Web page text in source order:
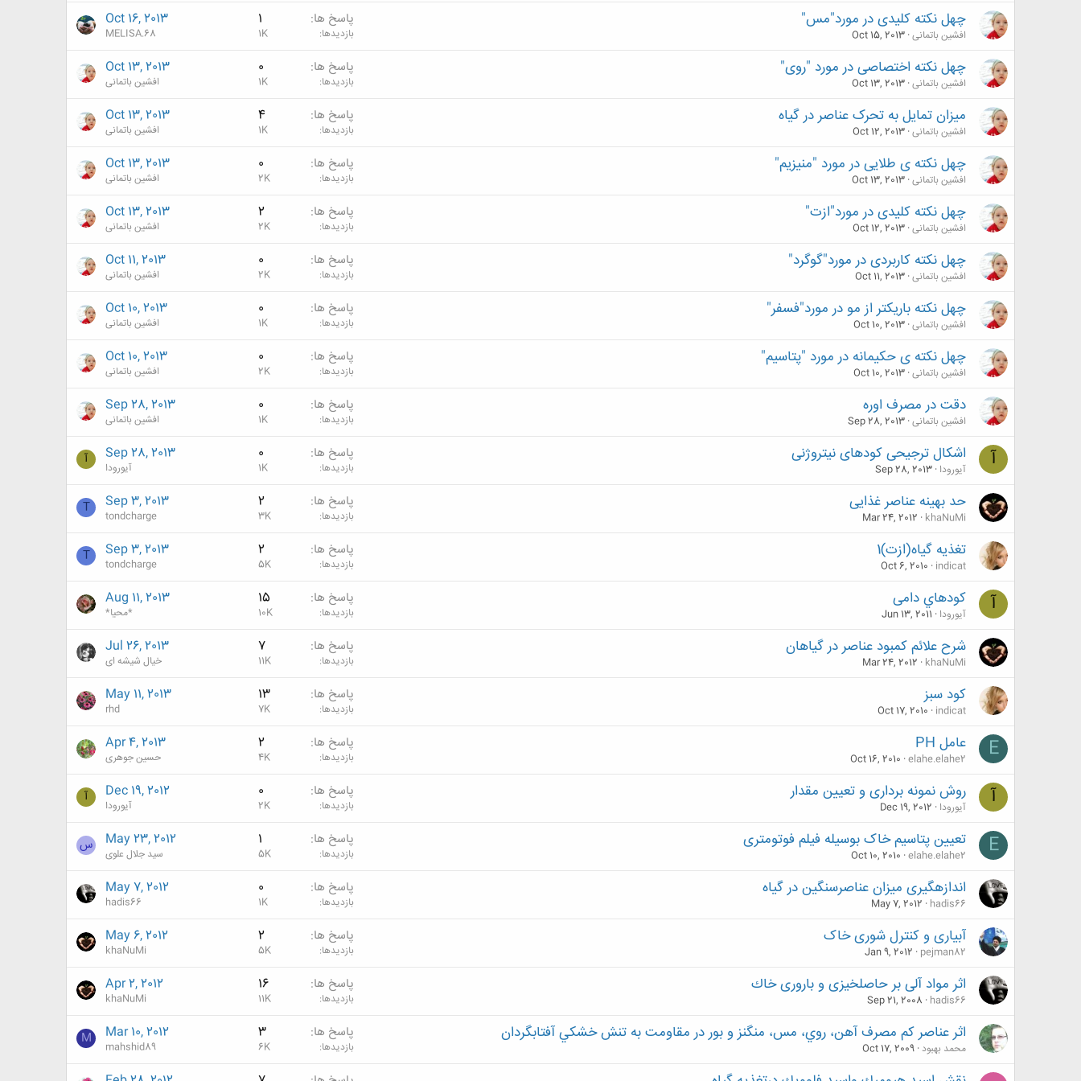
چهل نکته کلیدی در مورد"مس"
افشین باتمانی Oct 15, 2013
پاسخ ها 1
بازدیدها 1K
Oct 16, 2013
MELISA.68
چهل نکته اختصاصی در مورد "روی"
افشین باتمانی Oct 13, 2013
پاسخ ها 0
بازدیدها 1K
Oct 13, 2013
افشین باتمانی
میزان تمایل به تحرک عناصر در گیاه
افشین باتمانی Oct 12, 2013
پاسخ ها 4
بازدیدها 1K
Oct 13, 2013
افشین باتمانی
چهل نکته ی طلایی در مورد "منیزیم"
افشین باتمانی Oct 13, 2013
پاسخ ها 0
بازدیدها 2K
Oct 13, 2013
افشین باتمانی
چهل نکته کلیدی در مورد"ازت"
افشین باتمانی Oct 12, 2013
پاسخ ها 2
بازدیدها 2K
Oct 13, 2013
افشین باتمانی
چهل نکته کاربردی در مورد"گوگرد"
افشین باتمانی Oct 11, 2013
پاسخ ها 0
بازدیدها 2K
Oct 11, 2013
افشین باتمانی
چهل نکته باریکتر از مو در مورد"فسفر"
افشین باتمانی Oct 10, 2013
پاسخ ها 0
بازدیدها 1K
Oct 10, 2013
افشین باتمانی
چهل نکته ی حکیمانه در مورد "پتاسیم"
افشین باتمانی Oct 10, 2013
پاسخ ها 0
بازدیدها 2K
Oct 10, 2013
افشین باتمانی
دقت در مصرف اوره
افشین باتمانی Sep 28, 2013
پاسخ ها 0
بازدیدها 1K
Sep 28, 2013
افشین باتمانی
آ اشکال ترجیحی کودهای نیتروژنی
آیورودا Sep 28, 2013
پاسخ ها 0
بازدیدها 1K
Sep 28, 2013
آیورودا آ
حد بهینه عناصر غذایی
khaNuMi
Mar 24, 2012
پاسخ ها 2
بازدیدها 3K
Sep 3, 2013
tondcharge
T
تغذیه گیاه(ازت)1
indicat
Oct 6, 2010
پاسخ ها 2
بازدیدها 5K
Sep 3, 2013
tondcharge
T
آ کودهاي دامی
آیورودا Jun 13, 2011
پاسخ ها 15
بازدیدها 10K
Aug 11, 2013
*محیا*
شرح علائم کمبود عناصر در گیاهان
khaNuMi
Mar 24, 2012
پاسخ ها 7
بازدیدها 11K
Jul 26, 2013
خیال شیشه ای
كود سبز
indicat
Oct 17, 2010
پاسخ ها 13
بازدیدها 7K
May 11, 2013
rhd
E عامل PH
elahe.elahe2
Oct 16, 2010
پاسخ ها 2
بازدیدها 4K
Apr 4, 2013
حسین جوهری
آ روش نمونه برداری و تعیین مقدار
آیورودا Dec 19, 2012
پاسخ ها 0
بازدیدها 2K
Dec 19, 2012
آیورودا آ
E تعیین پتاسیم خاک بوسیله فیلم فوتومتری
elahe.elahe2
Oct 10, 2010
پاسخ ها 1
بازدیدها 5K
May 23, 2012
سید جلال علوی س
اندازه­گیری میزان عناصرسنگین در گیاه
hadis66
May 7, 2012
پاسخ ها 0
بازدیدها 1K
May 7, 2012
hadis66
آبیاری و کنترل شوری خاک
pejman82
Jan 9, 2012
پاسخ ها 2
بازدیدها 5K
May 6, 2012
khaNuMi
اثر مواد آلی بر حاصلخیزی و باروری خاك
hadis66
Sep 21, 2008
پاسخ ها 16
بازدیدها 11K
Apr 2, 2012
khaNuMi
اثر عناصر كم مصرف آهن، روي، مس، منگنز و بور در مقاومت به تنش خشكي آفتابگردان
محمد بهبود Oct 17, 2009
پاسخ ها 3
بازدیدها 6K
Mar 10, 2012
mahshid89
M